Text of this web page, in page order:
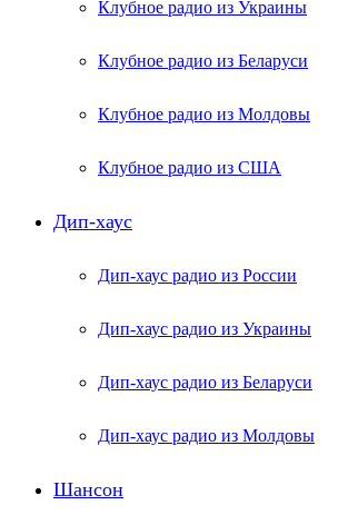
Клубное радио из Украины
Клубное радио из Беларуси
Клубное радио из Молдовы
Клубное радио из США
Дип-хаус
Дип-хаус радио из России
Дип-хаус радио из Украины
Дип-хаус радио из Беларуси
Дип-хаус радио из Молдовы
Шансон